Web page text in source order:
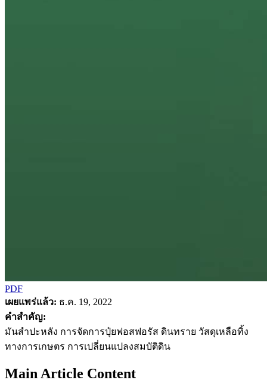
PDF
เผยแพร่แล้ว: ธ.ค. 19, 2022
คำสำคัญ:
มันสำปะหลัง การจัดการปุ๋ยฟอสฟอรัส ดินทราย วัสดุเหลือทิ้ง
ทางการเกษตร การเปลี่ยนแปลงสมบัติดิน
Main Article Content